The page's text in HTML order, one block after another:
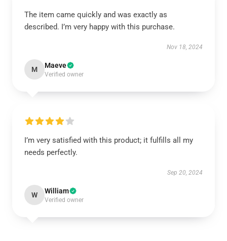
The item came quickly and was exactly as
described. I’m very happy with this purchase.
Nov 18, 2024
M Maeve
Verified owner
I’m very satisfied with this product; it fulfills all my
needs perfectly.
Sep 20, 2024
W William
Verified owner